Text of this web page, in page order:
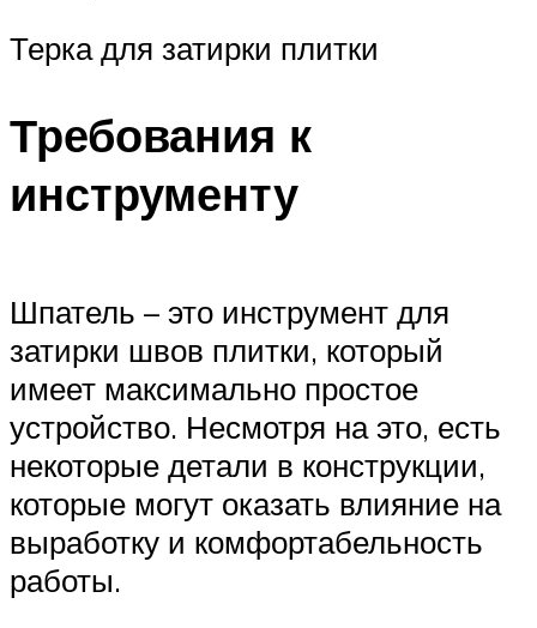
Терка для затирки плитки
Требования к
инструменту
Шпатель – это инструмент для
затирки швов плитки, который
имеет максимально простое
устройство. Несмотря на это, есть
некоторые детали в конструкции,
которые могут оказать влияние на
выработку и комфортабельность
работы.